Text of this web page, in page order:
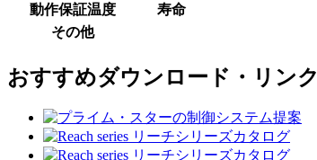
動作保証温度
寿命
その他
おすすめダウンロード・リンク